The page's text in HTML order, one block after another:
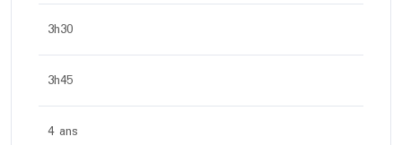
3h30
3h45
4 ans